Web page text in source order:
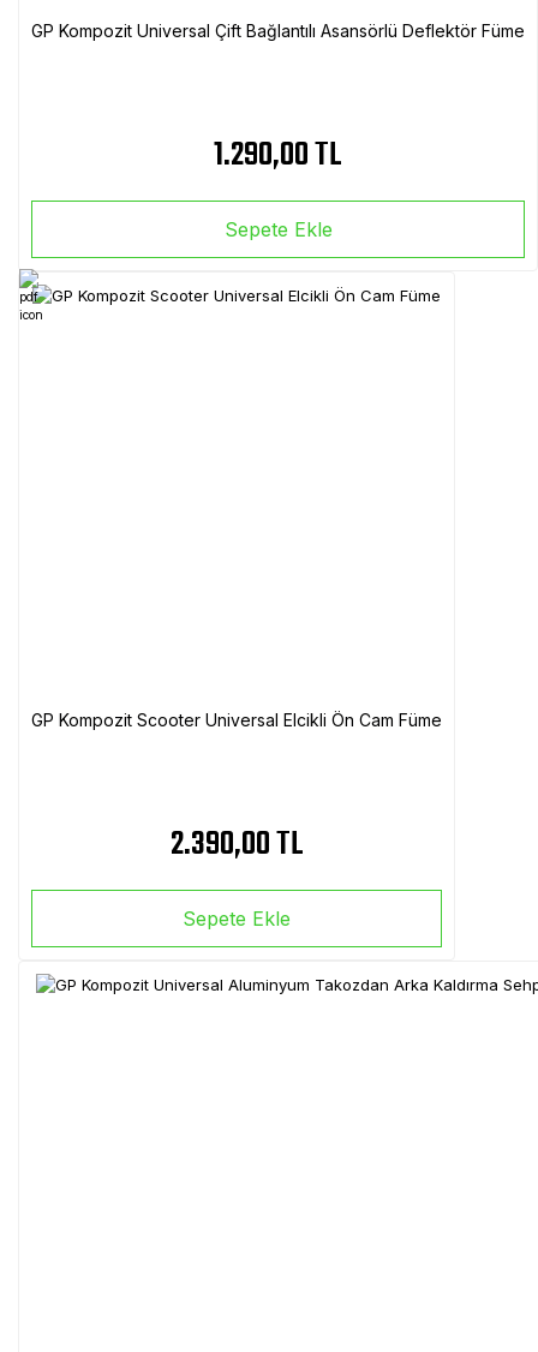
GP Kompozit Universal Çift Bağlantılı Asansörlü Deflektör Füme
1.290,00 TL
Sepete Ekle
GP Kompozit Scooter Universal Elcikli Ön Cam Füme
2.390,00 TL
Sepete Ekle